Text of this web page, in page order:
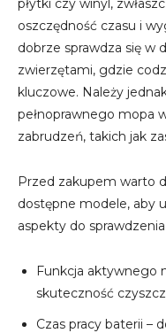
płytki czy winyl,
oszczędność czasu i
dobrze sprawdza się w
zwierzętami, gdzie
kluczowe. Należy
pełnoprawnego mopa
zabrudzeń, takich jak
Przed zakupem warto
dostępne modele, aby
aspekty do
Funkcja aktywnego
skuteczność
Czas pracy baterii –